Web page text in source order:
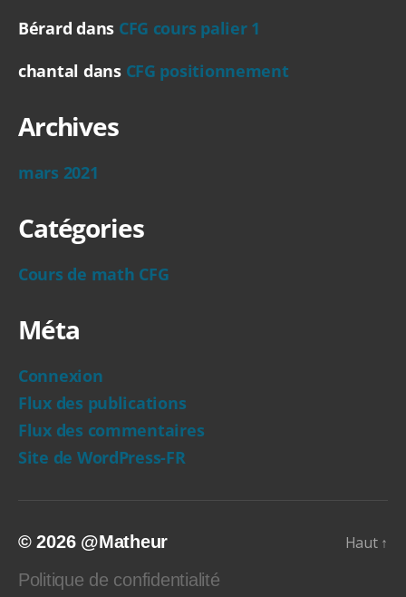
Bérard dans CFG cours palier 1
chantal dans CFG positionnement
Archives
mars 2021
Catégories
Cours de math CFG
Méta
Connexion
Flux des publications
Flux des commentaires
Site de WordPress-FR
© 2026 @Matheur
Politique de confidentialité
Haut ↑